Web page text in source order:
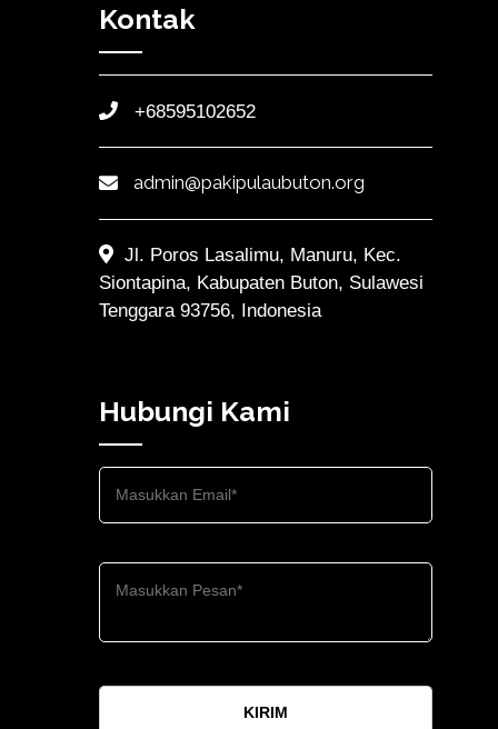
Kontak
+68595102652
admin@pakipulaubuton.org
Jl. Poros Lasalimu, Manuru, Kec.
Siontapina, Kabupaten Buton, Sulawesi
Tenggara 93756, Indonesia
Hubungi Kami
KIRIM